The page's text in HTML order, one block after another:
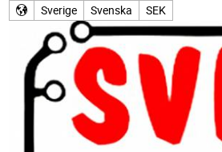
Sverige Svenska SEK